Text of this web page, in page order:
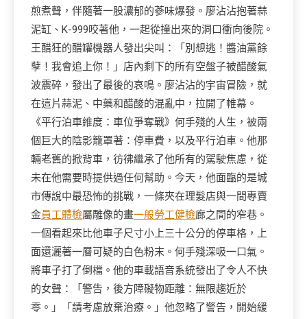
煎煮聲，伴隨著一股濃郁的蔘味爆發。廖沾沾抱著蒜
泥缸、K-999咬著他，一起從撞出來的洞口衝向後院。
王醋狂的醋罐機器人發出尖叫：「別想逃！醬油黨餘
孽！我會追上你！」店內剩下的所有空盤子被醋酸氣
波震碎，發出了最後的哀鳴。廖沾沾的宇宙冒險，就
在這片蒜泥、中藥和醋酸的混亂中，拉開了帷幕。
《平行泊車維度：車位爭奪戰》何手殘的人生，被兩
個巨大的陰影籠罩著：停車費，以及平行泊車。他那
輛老舊的掀背車，彷彿繼承了他所有的駕駛焦慮，從
未在他需要時提供過任何幫助。今天，他面臨的是城
市傳說中最恐怖的挑戰，一條夾在理髮店與一間專賣
金員工體檢屬雕像的畫一般勞工健檢廊之間的窄巷。
一個看起來比他車子尺寸小上三十公分的停車格，上
面還灑著一層可疑的白色粉末。何手殘深吸一口氣。
將車子打了倒檔。他的車載語音系統發出了令人不快
的女聲：「警告，後方障礙物距離：無限趨近於
零。」「請考慮放棄治療。」他忽略了警告，開始緩